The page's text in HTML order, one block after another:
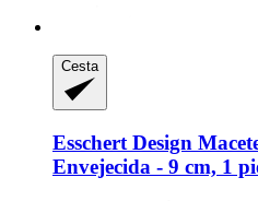
Cesta
Esschert Design
Envejecida -​ 9 cm, 1